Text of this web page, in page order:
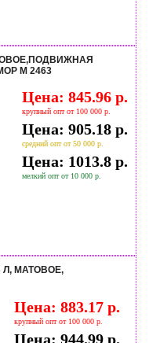
М 2463
Цена: 845.96 р.
крупный опт от 100 000 р.
Цена: 905.18 р.
средний опт от 50 000 р.
Цена: 1013.8 р.
мелкий опт от 10 000 р.
МАТОВОЕ,
Цена: 883.17 р.
крупный опт от 100 000 р.
Цена: 944.99 р.